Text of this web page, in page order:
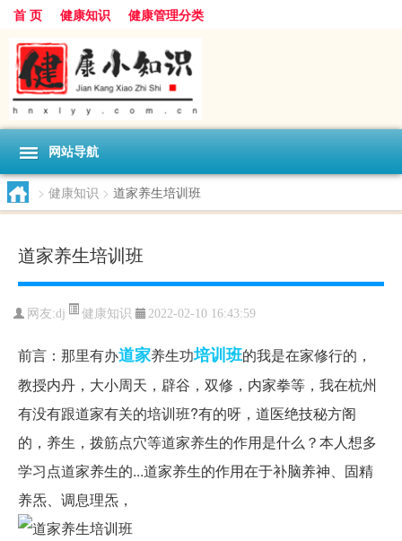
首 页 健康知识 健康管理分类
网站导航
> 健康知识 > 道家养生培训班
道家养生培训班
网友:dj 健康知识 2022-02-10 16:43:59
前言：那里有办道家养生功培训班的我是在家修行的，
教授内丹，大小周天，辟谷，双修，内家拳等，我在杭州
有没有跟道家有关的培训班?有的呀，道医绝技秘方阁
的，养生，拨筋点穴等道家养生的作用是什么？本人想多
学习点道家养生的...道家养生的作用在于补脑养神、固精
养炁、调息理炁，